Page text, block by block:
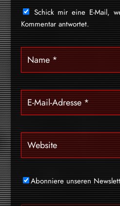
Schick mir eine E-Mail,
Kommentar antwortet.
Abonniere unseren